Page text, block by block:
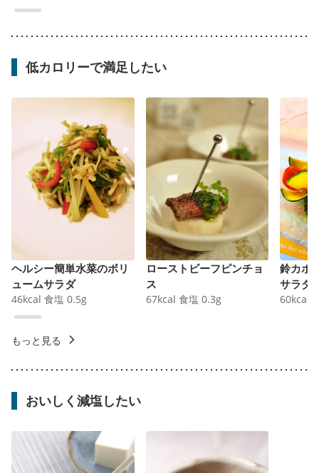
低カロリーで満足したい
ヘルシー簡単水菜のボリ
ュームサラダ
46kcal 食塩 0.5g
ローストビーフピンチョ
ス
67kcal 食塩 0.3g
鈴カボ
サラダ
60kcal
もっと見る
おいしく減塩したい